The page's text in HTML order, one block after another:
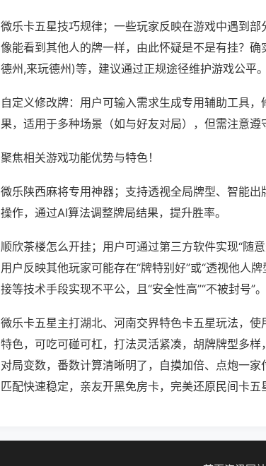
微乐卡五星技巧规律；一些玩家反映在游戏中遇到
像能看到其他人的牌一样，由此怀疑是不是有挂？
德州,来玩德州)等，建议通过正规途径维护游戏公平。
自定义修改牌：用户可输入需求生成专用辅助工具
果，适用于多种场景（如与好友对局），但需注意遵
聚焦相关游戏功能优势与特色！
微乐陕西麻将专用神器；支持透视全局牌型、智能
操作，通过AI算法调整牌局结果，提升胜率。
顺欣茶楼怎么开挂；用户可通过第三方软件实现“随
用户反映其他玩家可能存在“牌特别好”或“透视他人
接等技术手段实现不平公，且“安全性高”“不被封号”。
微乐卡五星主打湖北、河南交界特色卡五星玩法，
特色，可吃可碰可杠，打法灵活紧凑，胡牌牌型多
对局变数，番数计算清晰明了，自摸加倍、点炮一
匹配快速稳定，亲友开黑免房卡，完美还原民间卡五